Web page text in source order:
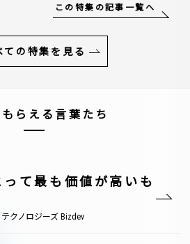
この特集の記事一覧へ
ての特集を見る
らえる言葉たち
て最も価値が高いも
クノロジーズ Bizdev